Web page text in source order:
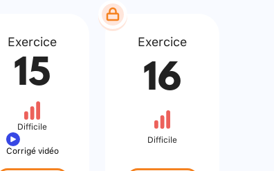
Exercice
15
Difficile
Corrigé vidéo
Exercice
16
Difficile